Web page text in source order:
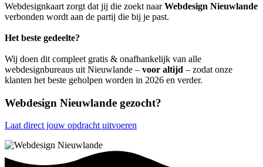
Webdesignkaart zorgt dat jij die zoekt naarWebdesign Nieuwlande
verbonden wordt aan de partij die bij je past.
Het beste gedeelte?
Wij doen dit compleet gratis & onafhankelijk van alle
webdesignbureaus uit Nieuwlande – voor altijd – zodat onze
klanten het beste geholpen worden in 2026 en verder.
Webdesign Nieuwlande gezocht?
Laat direct jouw opdracht uitvoeren